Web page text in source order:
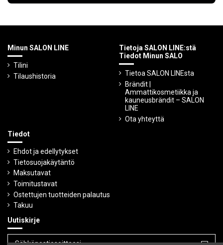
Minun SALON LINE
Tilini
Tilaushistoria
Tietoja SALON LINE:stä
Tiedot Minun SALO
Tietoa SALON LINEsta
Brändit |
Ammattikosmetiikka ja
kauneusbrändit – SALON
LINE
Ota yhteyttä
Tiedot
Ehdot ja edellytykset
Tietosuojakäytäntö
Maksutavat
Toimitustavat
Ostettujen tuotteiden palautus
Takuu
Uutiskirje